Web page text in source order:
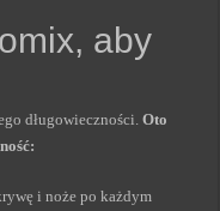
aby
długowieczności.Oto
i noże po każdym